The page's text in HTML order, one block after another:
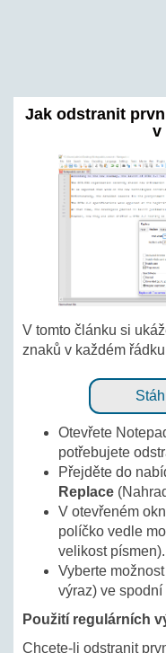
Jak odstranit
v
V tomto článku si
znaků v každém
Otevřete
potřebujete
Přejděte do
Replace
V otevřeném
políčko vedle
velikost písmen).
Vyberte možnost
výraz) ve spodní
Použití regulárních
Chcete-li odstranit